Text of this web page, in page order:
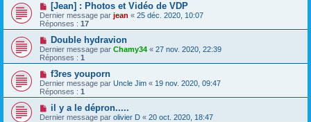
[Jean] : Photos et Vidéo de VDP
Dernier message par jean « 25 déc. 2020, 10:07
Réponses : 17
Double hydravion
Dernier message par Chamy34 « 27 nov. 2020, 22:39
Réponses : 1
f3res youporn
Dernier message par Uncle Jim « 19 nov. 2020, 09:47
Réponses : 1
il y a le dépron.....
Dernier message par olivier D « 20 oct. 2020, 18:47